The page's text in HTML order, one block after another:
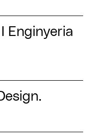
Enginyeria